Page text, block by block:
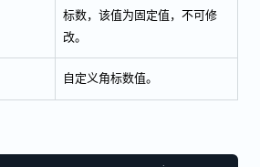
标数，该值为固定值，不可修
改。
自定义角标数值。